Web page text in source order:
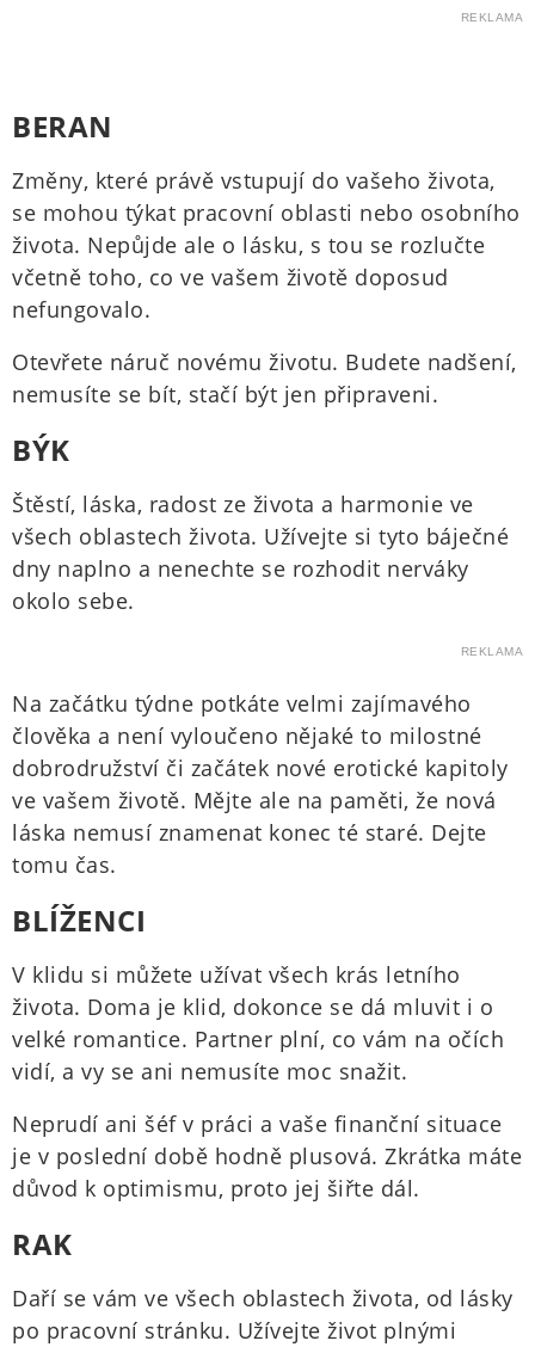
REKLAMA
BERAN
Změny, které právě vstupují do vašeho života,
se mohou týkat pracovní oblasti nebo osobního
života. Nepůjde ale o lásku, s tou se rozlučte
včetně toho, co ve vašem životě doposud
nefungovalo.
Otevřete náruč novému životu. Budete nadšení,
nemusíte se bít, stačí být jen připraveni.
BÝK
Štěstí, láska, radost ze života a harmonie ve
všech oblastech života. Užívejte si tyto báječné
dny naplno a nenechte se rozhodit nerváky
okolo sebe.
REKLAMA
Na začátku týdne potkáte velmi zajímavého
člověka a není vyloučeno nějaké to milostné
dobrodružství či začátek nové erotické kapitoly
ve vašem životě. Mějte ale na paměti, že nová
láska nemusí znamenat konec té staré. Dejte
tomu čas.
BLÍŽENCI
V klidu si můžete užívat všech krás letního
života. Doma je klid, dokonce se dá mluvit i o
velké romantice. Partner plní, co vám na očích
vidí, a vy se ani nemusíte moc snažit.
Neprudí ani šéf v práci a vaše finanční situace
je v poslední době hodně plusová. Zkrátka máte
důvod k optimismu, proto jej šiřte dál.
RAK
Daří se vám ve všech oblastech života, od lásky
po pracovní stránku. Užívejte život plnými